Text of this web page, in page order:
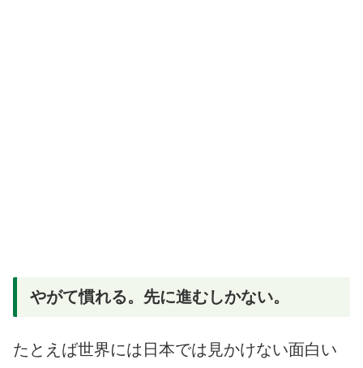
やがて慣れる。先に進むしかない。
たとえば世界には日本では見かけない面白い